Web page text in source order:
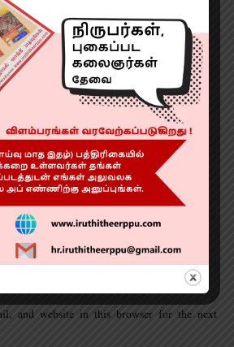
and website in this browser for the next